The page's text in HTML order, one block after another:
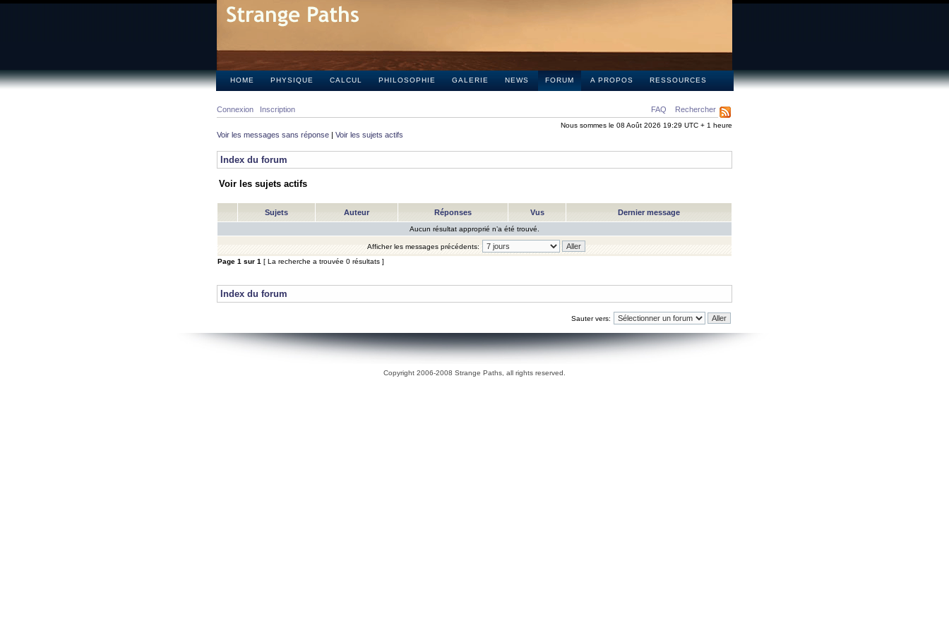
HOME PHYSIQUE CALCUL PHILOSOPHIE GALERIE NEWS FORUM A PROPOS RESSOURCES
FAQ Rechercher
Connexion Inscription
Nous sommes le 08 Août 2026 19:29 UTC + 1 heure
Voir les messages sans réponse | Voir les sujets actifs
Index du forum
Voir les sujets actifs
Sujets Auteur Réponses Vus Dernier message
Aucun résultat approprié n’a été trouvé.
Afficher les messages précédents:
Page 1 sur 1 [ La recherche a trouvée 0 résultats ]
Index du forum
Sauter vers:
Copyright 2006-2008 Strange Paths, all rights reserved.